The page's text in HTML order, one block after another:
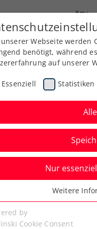
ÖTV
AusbildungWebseite werden
benötigt, während
auf unserer
Essenziell Statistiken
Nur
Cookies werden
benötigt. Dadurch
Weitere
by
Cookie Consent